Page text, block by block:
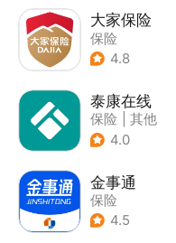
大家保险
保险
4.8
泰康在线
保险
其他
4.0
金事通
保险
4.5